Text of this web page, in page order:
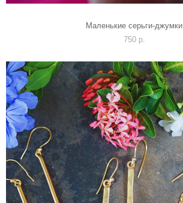
Маленькие серьги-джумки
750 p.